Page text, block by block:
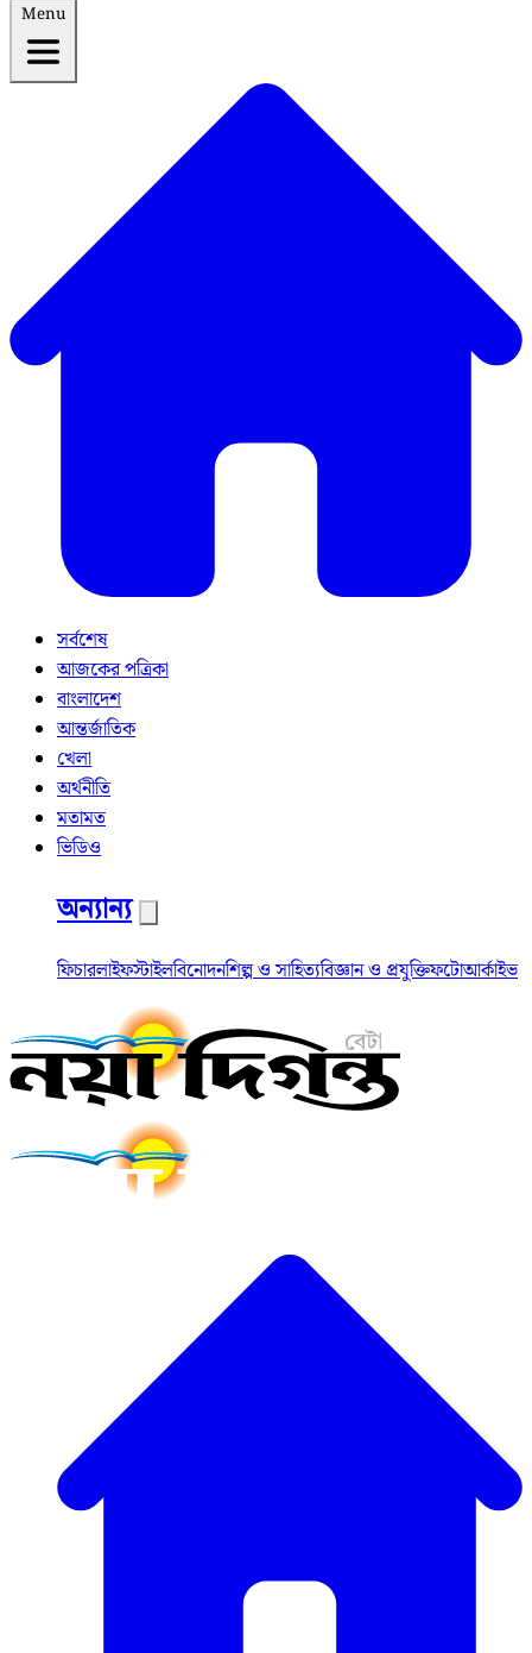
Menu
সর্বশেষ
আজকের পত্রিকা
বাংলাদেশ
আন্তর্জাতিক
খেলা
অর্থনীতি
মতামত
ভিডিও
অন্যান্য
ফিচারলাইফস্টাইলবিনোদনশিল্প ও সাহিত্যবিজ্ঞান ও প্রযুক্তিফটোআর্কাইভ